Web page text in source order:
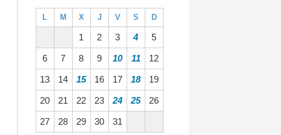
L M X J V S D
1 2 3 4 5
6 7 8 9 10 11 12
13 14 15 16 17 18 19
20 21 22 23 24 25 26
27 28 29 30 31